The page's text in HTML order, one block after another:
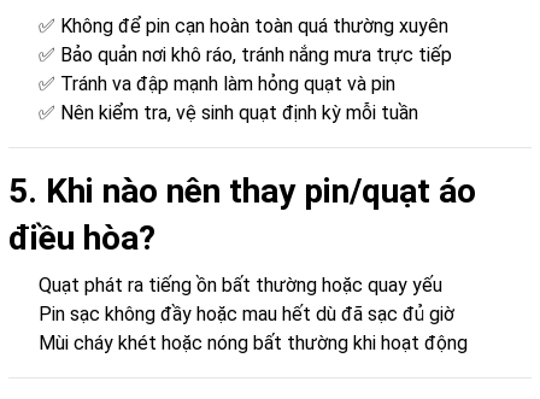
✅ Không để pin cạn hoàn toàn quá thường xuyên
✅ Bảo quản nơi khô ráo, tránh nắng mưa trực tiếp
✅ Tránh va đập mạnh làm hỏng quạt và pin
✅ Nên kiểm tra, vệ sinh quạt định kỳ mỗi tuần
5. Khi nào nên thay pin/quạt áo
điều hòa?
Quạt phát ra tiếng ồn bất thường hoặc quay yếu
Pin sạc không đầy hoặc mau hết dù đã sạc đủ giờ
Mùi cháy khét hoặc nóng bất thường khi hoạt động